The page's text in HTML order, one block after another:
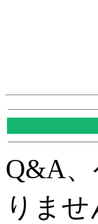
Q&A
りませ